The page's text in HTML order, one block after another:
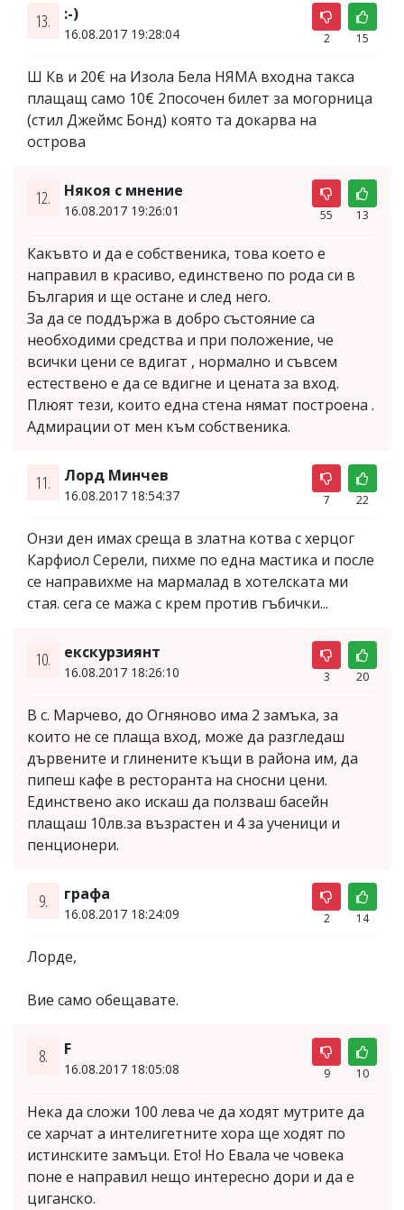
13. :-)
16.08.2017 19:28:04 2 15
Ш Кв и 20€ на Изола Бела НЯМА входна такса
плащащ само 10€ 2посочен билет за могорница
(стил Джеймс Бонд) която та докарва на
острова
12. Някоя с мнение
16.08.2017 19:26:01 55 13
Какъвто и да е собственика, това което е
направил в красиво, единствено по рода си в
България и ще остане и след него.
За да се поддържа в добро състояние са
необходими средства и при положение, че
всички цени се вдигат , нормално и съвсем
естествено е да се вдигне и цената за вход.
Плюят тези, които една стена нямат построена .
Адмирации от мен към собственика.
11. Лорд Минчев
16.08.2017 18:54:37 7 22
Онзи ден имах среща в златна котва с херцог
Карфиол Серели, пихме по една мастика и после
се направихме на мармалад в хотелската ми
стая. сега се мажа с крем против гъбички...
10. екскурзиянт
16.08.2017 18:26:10 3 20
В с. Марчево, до Огняново има 2 замъка, за
които не се плаща вход, може да разгледаш
дървените и глинените къщи в района им, да
пипеш кафе в ресторанта на сносни цени.
Единствено ако искаш да ползваш басейн
плащаш 10лв.за възрастен и 4 за ученици и
пенционери.
9. графа
16.08.2017 18:24:09 2 14
Лорде,
Вие само обещавате.
8. F
16.08.2017 18:05:08 9 10
Нека да сложи 100 лева че да ходят мутрите да
се харчат а интелигетните хора ще ходят по
истинските замъци. Ето! Но Евала че човека
поне е направил нещо интересно дори и да е
циганско.